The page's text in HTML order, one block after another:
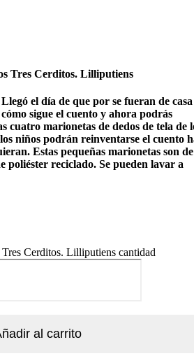
Tres Cerditos. Lilliputiens
el día de que por se fueran de
sigue el cuento y ahora podrás
cuatro marionetas de dedos de tela de
niños podrán reinventarse el cuento
Estas pequeñas marionetas son de
poliéster reciclado. Se pueden lavar a
Cerditos. Lilliputiens cantidad
al carrito